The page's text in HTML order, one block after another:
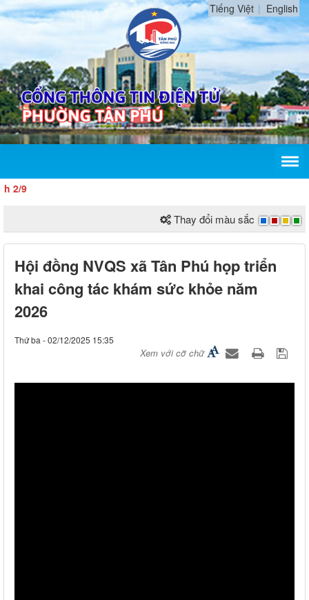
Tiếng Việt English
9
Thay đổi màu sắc
Hội đồng NVQS xã Tân Phú họp triển
khai công tác khám sức khỏe năm
2026
Thứ ba - 02/12/2025 15:35
Xem với cỡ chữ